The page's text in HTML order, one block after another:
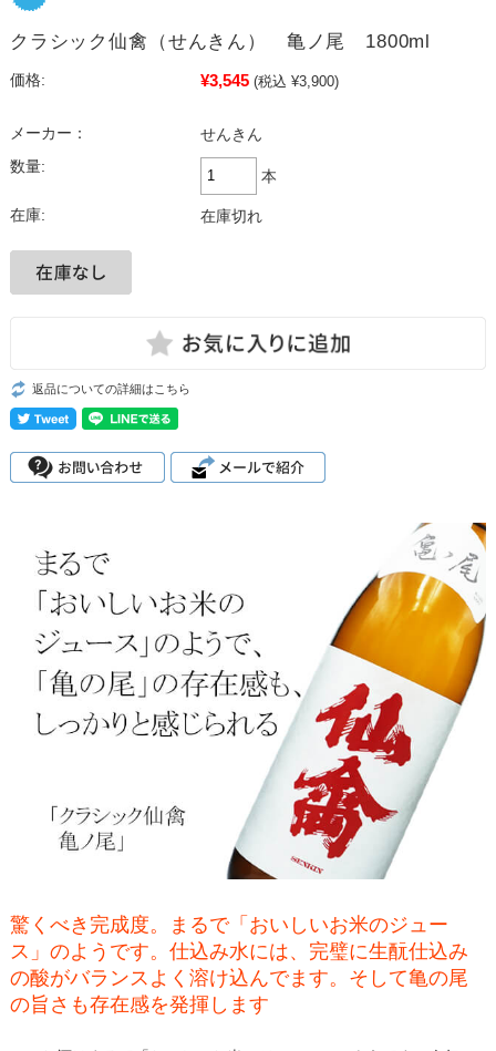
クラシック仙禽（せんきん） 亀ノ尾 1800ml
価格: ¥3,545 (税込 ¥3,900)
メーカー：
せんきん
数量:
本
在庫: 在庫切れ
返品についての詳細はこちら
驚くべき完成度。まるで「おいしいお米のジュー
ス」のようです。仕込み水には、完璧に生酛仕込み
の酸がバランスよく溶け込んでます。そして亀の尾
の旨さも存在感を発揮します